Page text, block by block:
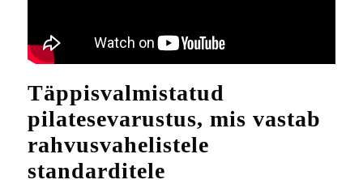
Täppisvalmistatud
pilatesevarustus, mis vastab
rahvusvahelistele
standarditele